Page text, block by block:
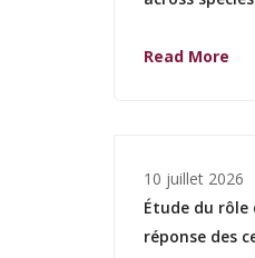
Read More
10 juillet 2026
Étude du rôle
réponse des